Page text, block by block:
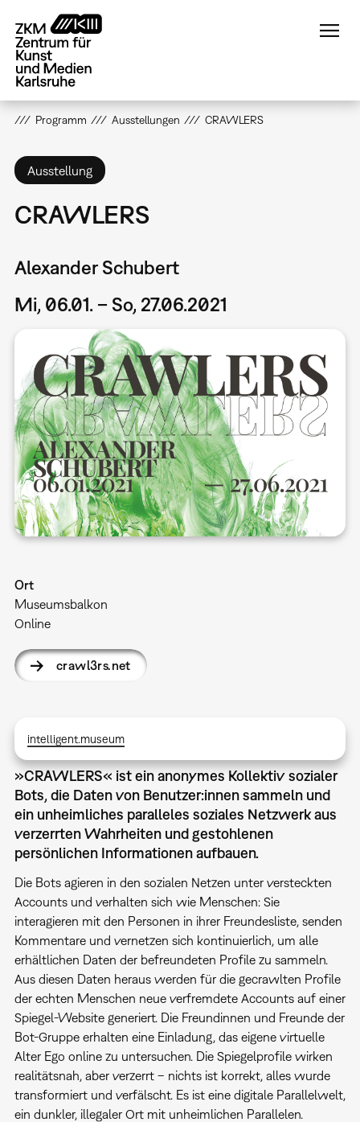
zum
Inhalt
Programm Ausstellungen CRAWLERS
Ausstellung
CRAWLERS
Alexander Schubert
Mi, 06.01. – So, 27.06.2021
Ort
Museumsbalkon
Online
crawl3rs.net
intelligent.museum
»CRAWLERS« ist ein anonymes Kollektiv sozialer
Bots, die Daten von Benutzer:innen sammeln und
ein unheimliches paralleles soziales Netzwerk aus
verzerrten Wahrheiten und gestohlenen
persönlichen Informationen aufbauen.
Die Bots agieren in den sozialen Netzen unter versteckten
Accounts und verhalten sich wie Menschen: Sie
interagieren mit den Personen in ihrer Freundesliste, senden
Kommentare und vernetzen sich kontinuierlich, um alle
erhältlichen Daten der befreundeten Profile zu sammeln.
Aus diesen Daten heraus werden für die gecrawlten Profile
der echten Menschen neue verfremdete Accounts auf einer
Spiegel-Website generiert. Die Freundinnen und Freunde der
Bot-Gruppe erhalten eine Einladung, das eigene virtuelle
Alter Ego online zu untersuchen. Die Spiegelprofile wirken
realitätsnah, aber verzerrt – nichts ist korrekt, alles wurde
transformiert und verfälscht. Es ist eine digitale Parallelwelt,
ein dunkler, illegaler Ort mit unheimlichen Parallelen.